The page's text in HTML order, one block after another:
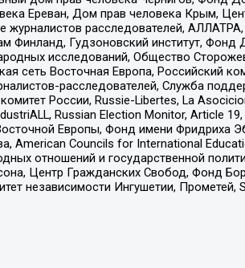
Ереван, Дом прав человека Крым,
журналистов расследователей,
Финланд, Гудзоновский институт, Фонд
исследований, Общество
сеть Восточная Европа, Российский
расследователей, Служба
России, Russie-Libertes, La
Russian Election Monitor, Article
Европы, Фонд имени Фридриха
Councils for International
отношений и государственной
Центр Гражданских Свобод, Фонд
независимости Ингушетии, Прометей,